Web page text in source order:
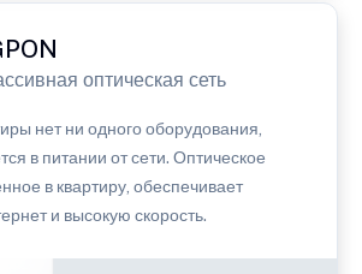
оптическая сеть
нет ни одного оборудования,
в питании от сети. Оптическое
в квартиру, обеспечивает
и высокую скорость.